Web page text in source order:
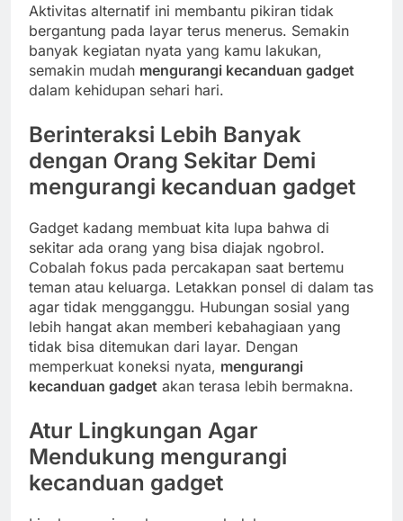
Aktivitas alternatif ini membantu pikiran tidak
bergantung pada layar terus menerus. Semakin
banyak kegiatan nyata yang kamu lakukan,
semakin mudah mengurangi kecanduan gadget
dalam kehidupan sehari hari.
Berinteraksi Lebih Banyak
dengan Orang Sekitar Demi
mengurangi kecanduan gadget
Gadget kadang membuat kita lupa bahwa di
sekitar ada orang yang bisa diajak ngobrol.
Cobalah fokus pada percakapan saat bertemu
teman atau keluarga. Letakkan ponsel di dalam tas
agar tidak mengganggu. Hubungan sosial yang
lebih hangat akan memberi kebahagiaan yang
tidak bisa ditemukan dari layar. Dengan
memperkuat koneksi nyata, mengurangi
kecanduan gadget akan terasa lebih bermakna.
Atur Lingkungan Agar
Mendukung mengurangi
kecanduan gadget